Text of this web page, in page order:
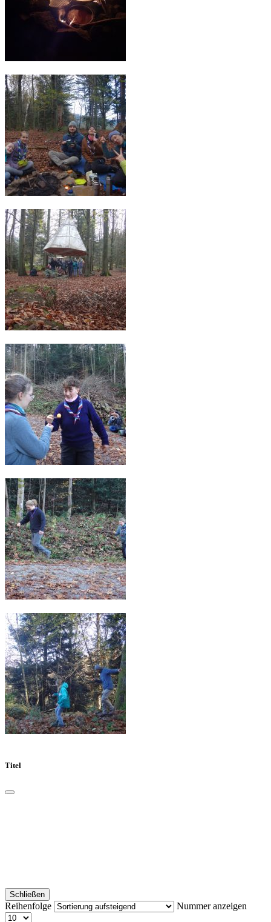
Titel
Schließen
Reihenfolge Nummer anzeigen